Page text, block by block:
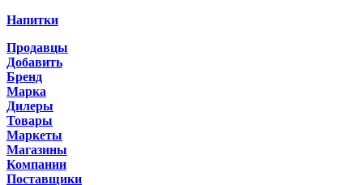
Напитки
Продавцы
Добавить
Бренд
Марка
Дилеры
Товары
Маркеты
Магазины
Компании
Поставщики